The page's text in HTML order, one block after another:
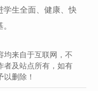
学生全面、健康、快
均来自于互联网，不
者及站点所有，如有
删除！